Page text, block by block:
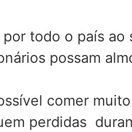
todo o país
possam
comer
perdidas